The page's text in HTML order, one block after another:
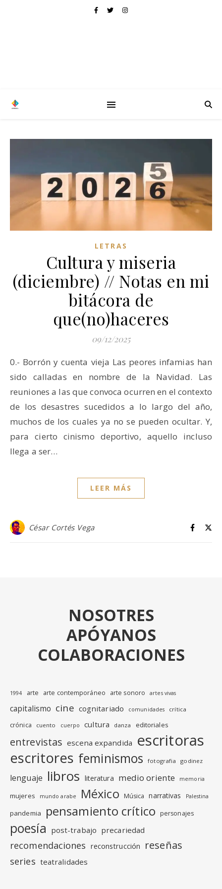
LETRAS
Cultura y miseria
(diciembre) // Notas en mi
bitácora de
que(no)haceres
09/12/2025
0.- Borrón y cuenta vieja Las peores infamias han
sido calladas en nombre de la Navidad. Las
reuniones a las que convoca ocurren en el contexto
de los desastres sucedidos a lo largo del año,
muchos de los cuales ya no se pueden ocultar. Y,
para cierto cinismo deportivo, aquello incluso
llega a ser…
LEER MÁS
César Cortés Vega
NOSOTRES
APÓYANOS
COLABORACIONES
1994 arte arte contemporáneo arte sonoro artes vivas
capitalismo cine cognitariado comunidades crítica
crónica cuento cuerpo cultura danza editoriales
entrevistas escena expandida escritoras
escritores feminismos fotografia godinez
lenguaje libros literatura medio oriente memoria
mujeres mundo arabe México Música narrativas Palestina
pandemia pensamiento crítico personajes
poesía post-trabajo precariedad
recomendaciones reconstrucción reseñas
series teatralidades